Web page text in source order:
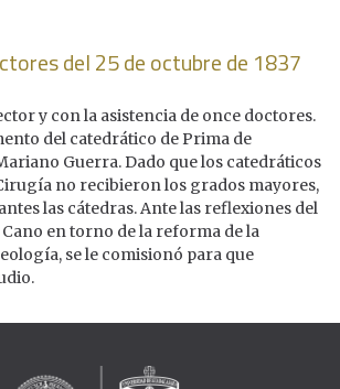
del 25 de octubre de 1837
y con la asistencia de once doctores.
del catedrático de Prima de
Guerra. Dado que los catedráticos
no recibieron los grados mayores,
las cátedras. Ante las reflexiones del
en torno de la reforma de la
se le comisionó para que